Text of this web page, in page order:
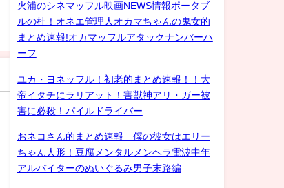
火浦のシネマッフル映画NEWS情報ポータブ
ルの杜！オネエ管理人オカマちゃんの鬼女的
まとめ速報!オカマッフルアタックナンバーハ
ーフ
ユカ・ヨネッフル！初老的まとめ速報！！大
帝イタチにラリアット！害獣神アリ・ガー被
害に必殺！パイルドライバー
おネコさん的まとめ速報 僕の彼女はエリー
ちゃん人形！豆腐メンタルメンヘラ電波中年
アルバイターのぬいぐるみ男子末路編